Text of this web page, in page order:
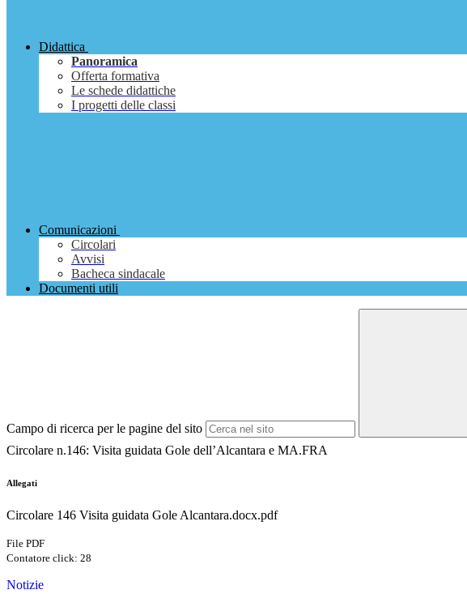
Didattica
Panoramica
Offerta formativa
Le schede didattiche
I progetti delle classi
Comunicazioni
Circolari
Avvisi
Bacheca sindacale
Documenti utili
Campo di ricerca per le pagine del sito
Circolare n.146: Visita guidata Gole dell’Alcantara e MA.FRA
Allegati
Circolare 146 Visita guidata Gole Alcantara.docx.pdf
File PDF
Contatore click: 28
Notizie